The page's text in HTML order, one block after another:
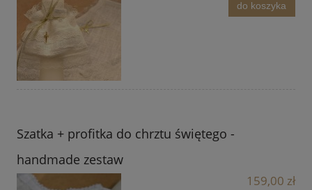
do koszyka
Szatka + profitka do chrztu świętego -
handmade zestaw
159,00 zł